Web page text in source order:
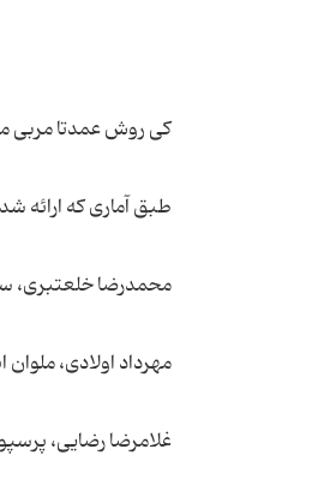
کی روش عمدتا مربی
طبق آماری که ارائه شده، مربی 60 ساله ایران، در 54.46 درصد دوران
محمدرضا خلعتبری،
مهرداد اولادی،‌ ملوان انزلی، 300
غلامرضا رضایی، پرسپولیس